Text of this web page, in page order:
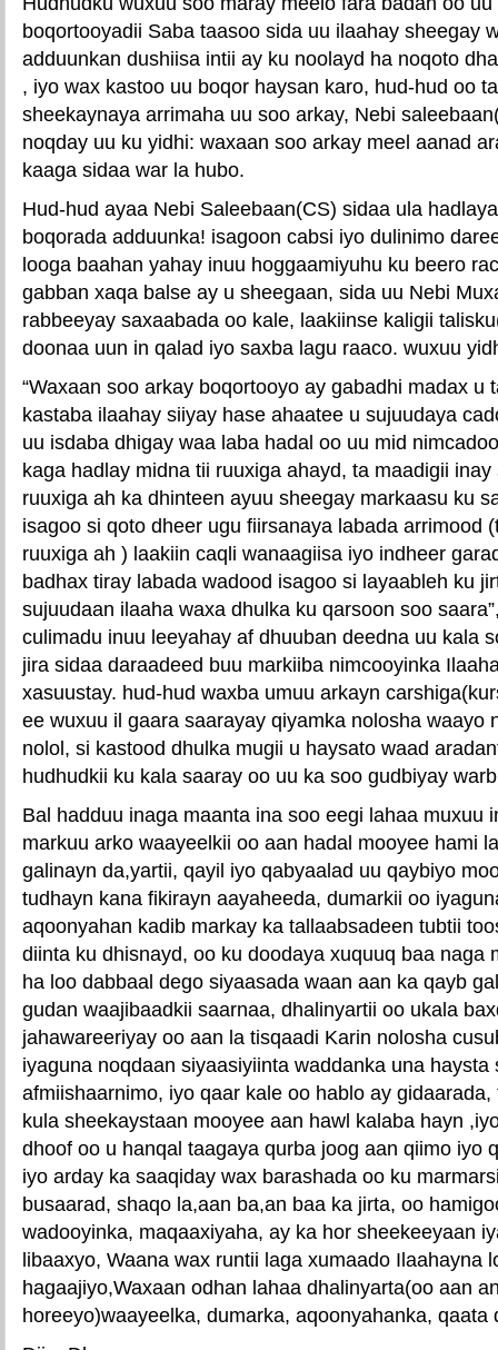
boqortooyadii Saba taasoo sida uu ilaahay sheegay
adduunkan dushiisa intii ay ku noolayd ha noqoto
, iyo wax kastoo uu boqor haysan karo, hud-hud oo
sheekaynaya arrimaha uu soo arkay, Nebi
noqday uu ku yidhi: waxaan soo arkay meel aanad
kaaga sidaa war la hubo.
Hud-hud ayaa Nebi Saleebaan(CS) sidaa ula
boqorada adduunka! isagoon cabsi iyo dulinimo
looga baahan yahay inuu hoggaamiyuhu ku beero
gabban xaqa balse ay u sheegaan, sida uu Nebi
rabbeeyay saxaabada oo kale, laakiinse kaligii
doonaa uun in qalad iyo saxba lagu raaco. wuxuu
“Waxaan soo arkay boqortooyo ay gabadhi madax u
kastaba ilaahay siiyay hase ahaatee u sujuudaya
uu isdaba dhigay waa laba hadal oo uu mid
kaga hadlay midna tii ruuxiga ahayd, ta maadigii
ruuxiga ah ka dhinteen ayuu sheegay markaasu ku
isagoo si qoto dheer ugu fiirsanaya labada arrimood
ruuxiga ah ) laakiin caqli wanaagiisa iyo indheer
badhax tiray labada wadood isagoo si layaableh ku
sujuudaan ilaaha waxa dhulka ku qarsoon soo
culimadu inuu leeyahay af dhuuban deedna uu kala
jira sidaa daraadeed buu markiiba nimcooyinka
xasuustay. hud-hud waxba umuu arkayn
ee wuxuu il gaara saarayay qiyamka nolosha waayo
nolol, si kastood dhulka mugii u haysato waad
hudhudkii ku kala saaray oo uu ka soo gudbiyay
Bal hadduu inaga maanta ina soo eegi lahaa muxuu
markuu arko waayeelkii oo aan hadal mooyee hami
galinayn da,yartii, qayil iyo qabyaalad uu qaybiyo
tudhayn kana fikirayn aayaheeda, dumarkii oo
aqoonyahan kadib markay ka tallaabsadeen tubtii
diinta ku dhisnayd, oo ku doodaya xuquuq baa naga
ha loo dabbaal dego siyaasada waan aan ka qayb
gudan waajibaadkii saarnaa, dhalinyartii oo ukala
jahawareeriyay oo aan la tisqaadi Karin nolosha
iyaguna noqdaan siyaasiyiinta waddanka una haysta
afmiishaarnimo, iyo qaar kale oo hablo ay
kula sheekaystaan mooyee aan hawl kalaba hayn
dhoof oo u hanqal taagaya qurba joog aan qiimo iyo
iyo arday ka saaqiday wax barashada oo ku
busaarad, shaqo la,aan ba,an baa ka jirta, oo
wadooyinka, maqaaxiyaha, ay ka hor sheekeeyaan
libaaxyo, Waana wax runtii laga xumaado Ilaahayna
hagaajiyo,Waxaan odhan lahaa dhalinyarta(oo aan
horeeyo)waayeelka, dumarka, aqoonyahanka, qaata